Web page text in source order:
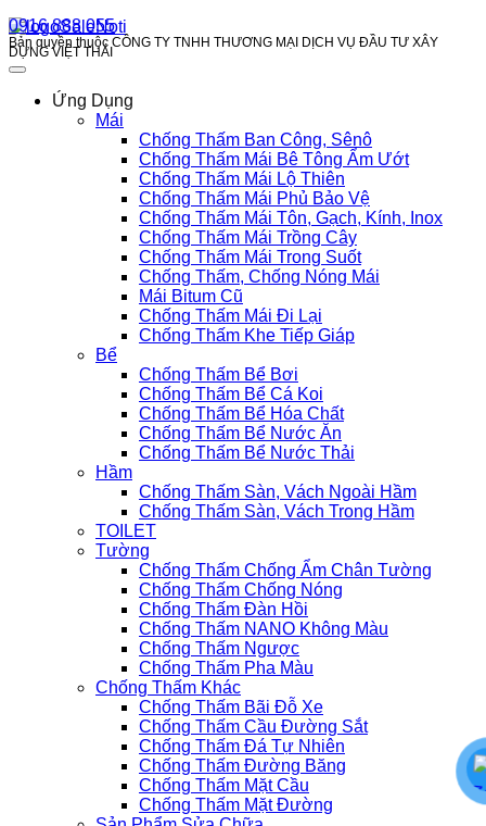
0916 888 055
Bản quyền thuộc CÔNG TY TNHH THƯƠNG MẠI DỊCH VỤ ĐẦU TƯ XÂY
DỰNG VIỆT THÁI
Ứng Dụng
Mái
Chống Thấm Ban Công, Sênô
Chống Thấm Mái Bê Tông Ẩm Ướt
Chống Thấm Mái Lộ Thiên
Chống Thấm Mái Phủ Bảo Vệ
Chống Thấm Mái Tôn, Gạch, Kính, Inox
Chống Thấm Mái Trồng Cây
Chống Thấm Mái Trong Suốt
Chống Thấm, Chống Nóng Mái
Mái Bitum Cũ
Chống Thấm Mái Đi Lại
Chống Thấm Khe Tiếp Giáp
Bể
Chống Thấm Bể Bơi
Chống Thấm Bể Cá Koi
Chống Thấm Bể Hóa Chất
Chống Thấm Bể Nước Ăn
Chống Thấm Bể Nước Thải
Hầm
Chống Thấm Sàn, Vách Ngoài Hầm
Chống Thấm Sàn, Vách Trong Hầm
TOILET
Tường
Chống Thấm Chống Ẩm Chân Tường
Chống Thấm Chống Nóng
Chống Thấm Đàn Hồi
Chống Thấm NANO Không Màu
Chống Thấm Ngược
Chống Thấm Pha Màu
Chống Thấm Khác
Chống Thấm Bãi Đỗ Xe
Chống Thấm Cầu Đường Sắt
Chống Thấm Đá Tự Nhiên
Chống Thấm Đường Băng
Chống Thấm Mặt Cầu
Chống Thấm Mặt Đường